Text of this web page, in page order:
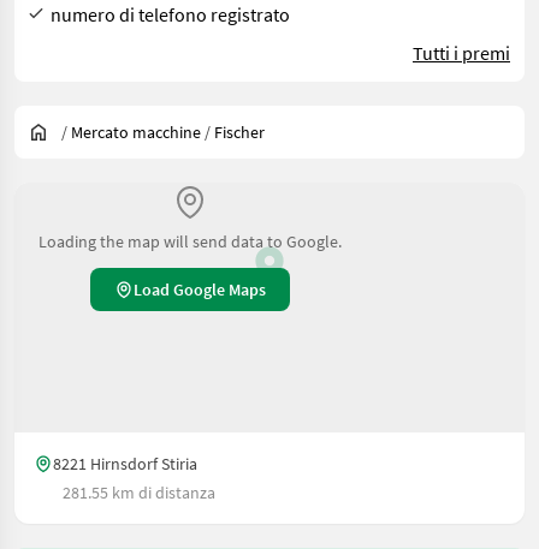
numero di telefono registrato
Tutti i premi
/ Mercato macchine / Fischer
Loading the map will send data to Google.
Load Google Maps
8221 Hirnsdorf Stiria
281.55 km di distanza